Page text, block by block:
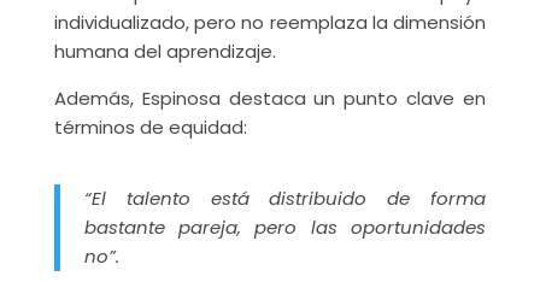
individualizado, pero no reemplaza la dimensión
humana del aprendizaje.
Además, Espinosa destaca un punto clave en
términos de equidad:
“El talento está distribuido de forma
bastante pareja, pero las oportunidades
no”.